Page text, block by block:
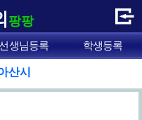
팡팡
생님등록 학생등록
산시